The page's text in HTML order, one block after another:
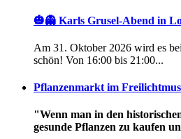
🎃👻 Karls Grusel-Abend in
Am 31. Oktober 2026 wird es
schön! Von 16:00 bis 21:00...
Pflanzenmarkt im
"Wenn man in den
gesunde Pflanzen zu kaufen